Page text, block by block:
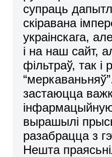
супраць
скіравана
украінскага,
і на наш сайт,
фільтраў, так і
застаюцца
вырашылі
разабрацца з
Нешта